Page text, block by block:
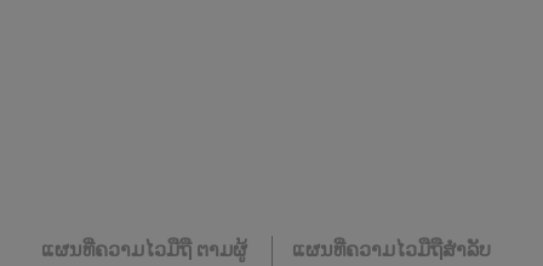
ແຜນທີ່ຄວາມໄວມືຖື ຕາມຜູ້
ແຜນທີ່ຄວາມໄວມືຖືສໍາລັບ